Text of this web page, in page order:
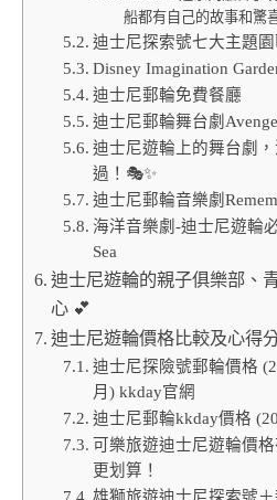
船都有自己的故事和驚
迪士尼探索號七大主題園
Disney Imagination
迪士尼郵輪免費餐廳
迪士尼郵輪舞台劇
迪士尼遊輪上的舞台劇
過！🎭✨
迪士尼郵輪音樂劇
海洋音樂劇-迪士尼遊輪
Sea
迪士尼遊輪的親子俱樂部、
心 💕
迪士尼遊輪價格比較及心得
迪士尼探險號郵輪價格
月) kkday官網
迪士尼郵輪kkday價格
可樂旅遊迪士尼遊輪價
更划算！
雄獅旅遊迪士尼探索號